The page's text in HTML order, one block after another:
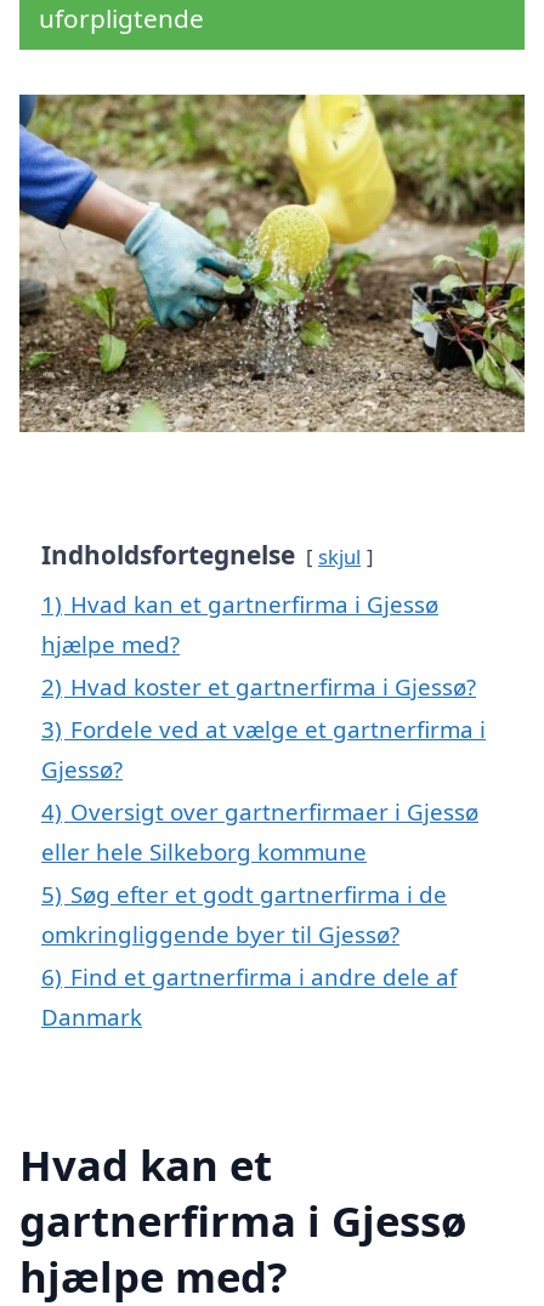
uforpligtende
Indholdsfortegnelse skjul
1) Hvad kan et gartnerfirma i Gjessø
hjælpe med?
2) Hvad koster et gartnerfirma i Gjessø?
3) Fordele ved at vælge et gartnerfirma i
Gjessø?
4) Oversigt over gartnerfirmaer i Gjessø
eller hele Silkeborg kommune
5) Søg efter et godt gartnerfirma i de
omkringliggende byer til Gjessø?
6) Find et gartnerfirma i andre dele af
Danmark
Hvad kan et
gartnerfirma i Gjessø
hjælpe med?